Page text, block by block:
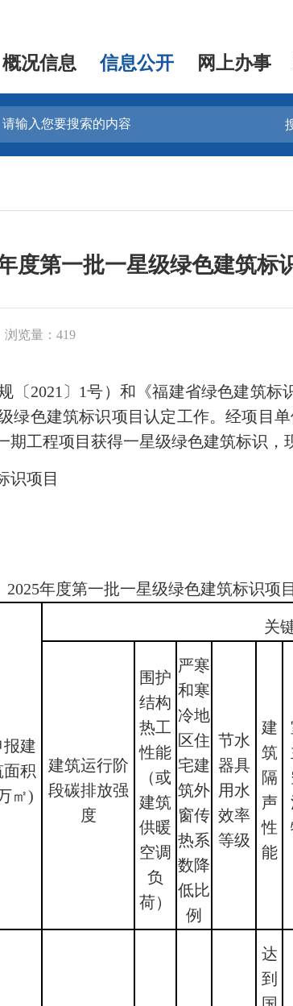
概况信息 信息公开 网上办事
度第一批一星级绿色建筑标
浏览量：419
2021〕1号）和《福建省绿色建筑标
绿色建筑标识项目认定工作。经项目
工程项目获得一星级绿色建筑标识，
识项目
年度第一批一星级绿色建筑标识项目
报建
面积
㎡)
关
建筑运行阶
段碳排放强
度
围护
结构
热工
性能
（或
建筑
供暖
空调
负
荷）
严寒
和寒
冷地
区住
宅建
筑外
窗传
热系
数降
低比
例
节水
器具
用水
效率
等级
建
筑
隔
声
性
能
达
到